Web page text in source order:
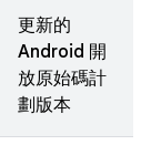
更新的
Android 開
放原始碼計
劃版本